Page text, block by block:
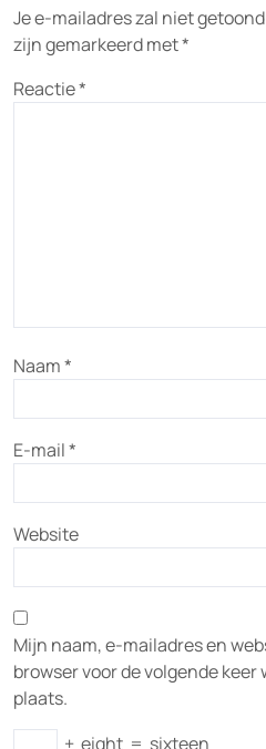
Je e-mailadres zal niet
zijn gemarkeerd met*
Reactie*
Naam*
E-mail*
Website
Mijn naam, e-mailadres en
browser voor de volgende
plaats.
+ eight = sixteen